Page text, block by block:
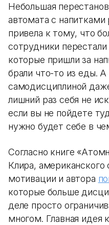
Небольшая
автомата с напитками
привела к тому, что
сотрудники
которые пришли за
брали что-то из еды.
самодисциплиной
лишний раз себя не
если вы не пойдете
нужно будет себе в
Согласно книге
Клира, американского
мотивации и автора
которые больше
деле просто
многом. Главная идея